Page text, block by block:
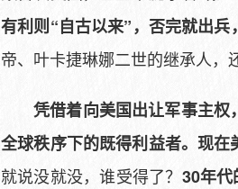
有利则“自古以来”，否完就出兵
帝、叶卡捷琳娜二世的继承人，
凭借着向美国出让军事主
全球秩序下的既得利益者。现在
就说没就没，谁受得了？ 30年